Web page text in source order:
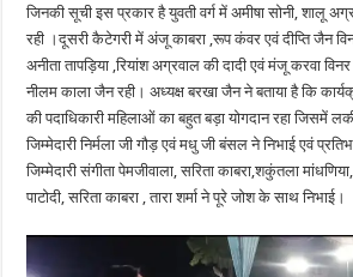
जिनकी सूची इस प्रकार है युवती वर्ग में अमीषा सोनी, शालू
रही ।दूसरी कैटेगरी में अंजू काबरा ,रूप कंवर एवं दीप्ति जैन
अनीता तापड़िया ,रियांश अग्रवाल की दादी एवं मंजू करवा
नीलम काला जैन रही। अध्यक्ष बरखा जैन ने बताया है कि
की पदाधिकारी महिलाओं का बहुत बड़ा योगदान रहा जिसमें
जिम्मेदारी निर्मला जी गौड़ एवं मधु जी बंसल ने निभाई एवं
जिम्मेदारी संगीता पेमजीवाला, सरिता काबरा,शकुंतला मांधणिया,
पाटोदी, सरिता काबरा , तारा शर्मा ने पूरे जोश के साथ निभाई।